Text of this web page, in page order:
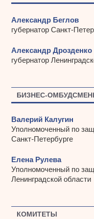
Александр Беглов
губернатор Санкт-
Александр Дрозденко
губернатор
БИЗНЕС-
Валерий Калугин
Уполномоченный по
Санкт-Петербурге
Елена Рулева
Уполномоченный по
Ленинградской области
КОМИТЕТЫ